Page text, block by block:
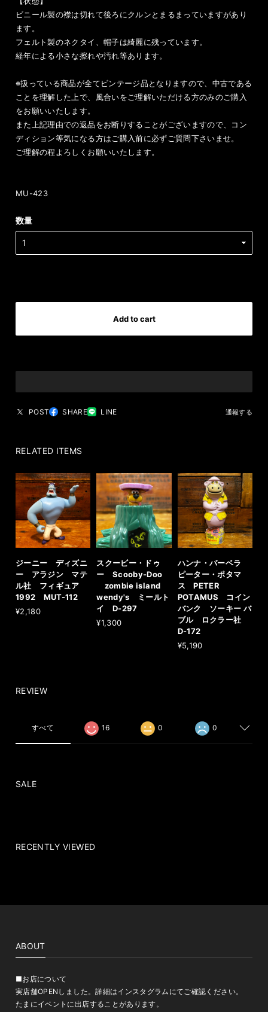
ビニール製の襟は切れて後ろにクルンとまるまっていますがあり
ます。
フェルト製のネクタイ、帽子は綺麗に残っています。
経年による小さな擦れや汚れ等あります。
※扱っている商品が全てビンテージ品となりますので、中古である
ことを理解した上で、風合いをご理解いただける方のみのご購入
をお願いいたします。
また上記理由での返品をお断りすることがございますので、コン
ディション等気になる方はご購入前に必ずご質問下さいませ。
ご理解の程よろしくお願いいたします。
MU-423
数量
Add to cart
POST SHARE LINE 通報する
RELATED ITEMS
ジーニー ディズニ
ー アラジン マテ
ル社 フィギュア
1992 MUT-112
¥2,180
スクービー・ドゥ
ー Scooby-Doo
zombie island
wendy's ミールト
イ D-297
¥1,300
ハンナ・バーベラ
ピーター・ポタマ
ス PETER
POTAMUS コイン
バンク ソーキー バ
ブル ロクラー社
D-172
¥5,190
REVIEW
すべて 16 0 0
SALE
RECENTLY VIEWED
ABOUT
■お店について
実店舗OPENしました。詳細はインスタグラムにてご確認ください。
たまにイベントに出店することがあります。